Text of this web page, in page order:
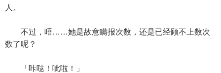
人。
不过，唔……她是故意瞒报次数，还是已经顾不上数次
数了呢？
「咔哒！呲啦！」